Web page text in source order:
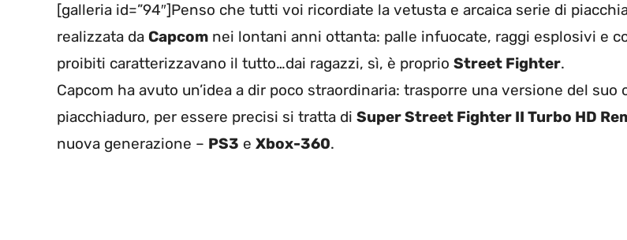
[galleria id=”94″]Penso che tutti voi ricordiate la vetusta e arcaica serie di
realizzata da Capcom nei lontani anni ottanta: palle infuocate, raggi esplosivi e
proibiti caratterizzavano il tutto…dai ragazzi, sì, è proprio Street Fighter.
Capcom ha avuto un’idea a dir poco straordinaria: trasporre una versione del suo
piacchiaduro, per essere precisi si tratta di Super Street Fighter II Turbo HD
nuova generazione – PS3 e Xbox-360.